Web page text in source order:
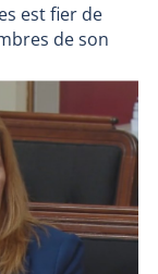
est fier de
de son